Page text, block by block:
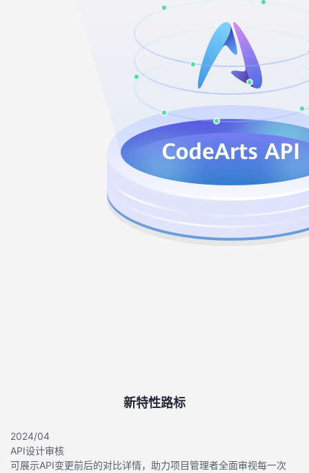
新特性路标
2024/04
API设计审核
可展示API变更前后的对比详情，助力项目管理者全面审视每一次